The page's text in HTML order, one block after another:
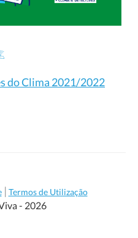
do Clima 2021/2022
| Termos de Utilização
- 2026